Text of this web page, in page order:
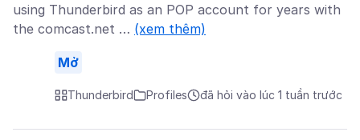
using Thunderbird as an POP account for years with
the comcast.net … (xem thêm)
Mở
Thunderbird Profiles đã hỏi vào lúc 1 tuần trước